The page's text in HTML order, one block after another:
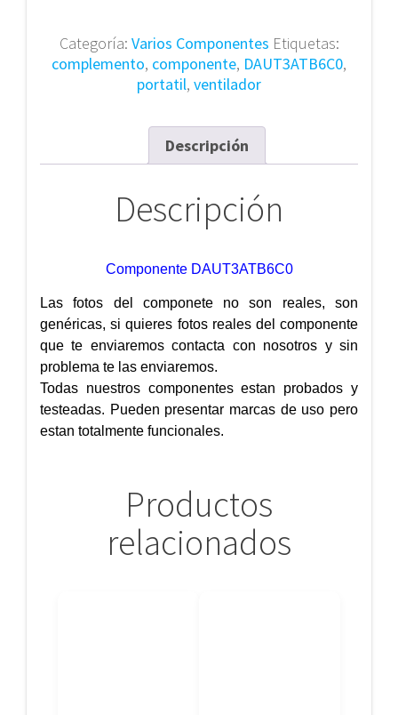
Categoría: Varios Componentes Etiquetas:
complemento, componente, DAUT3ATB6C0,
portatil, ventilador
Descripción
Descripción
Componente DAUT3ATB6C0
Las fotos del componete no son reales, son
genéricas, si quieres fotos reales del componente
que te enviaremos contacta con nosotros y sin
problema te las enviaremos.
Todas nuestros componentes estan probados y
testeadas. Pueden presentar marcas de uso pero
estan totalmente funcionales.
Productos
relacionados